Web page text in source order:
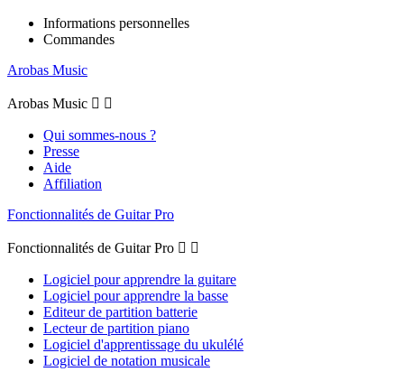
Informations personnelles
Commandes
Arobas Music
Arobas Music  
Qui sommes-nous ?
Presse
Aide
Affiliation
Fonctionnalités de Guitar Pro
Fonctionnalités de Guitar Pro  
Logiciel pour apprendre la guitare
Logiciel pour apprendre la basse
Editeur de partition batterie
Lecteur de partition piano
Logiciel d'apprentissage du ukulélé
Logiciel de notation musicale